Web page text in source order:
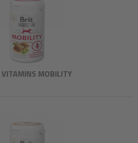
MOBILITY